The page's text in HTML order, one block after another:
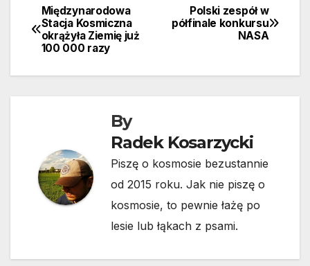
Nawigacja
wpisu
Polski zespół w
półfinale konkursu
NASA
Międzynarodowa
Stacja Kosmiczna
okrążyła Ziemię już
100 000 razy
By
Radek Kosarzycki
Piszę o kosmosie bezustannie
od 2015 roku. Jak nie piszę o
kosmosie, to pewnie łażę po
lesie lub łąkach z psami.